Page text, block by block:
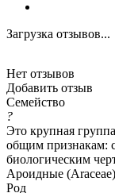
Загрузка отзывов...
Нет отзывов
Добавить отзыв
Семейство
?
Это крупная
общим признакам:
биологическим
Ароидные (Araceae)
Род